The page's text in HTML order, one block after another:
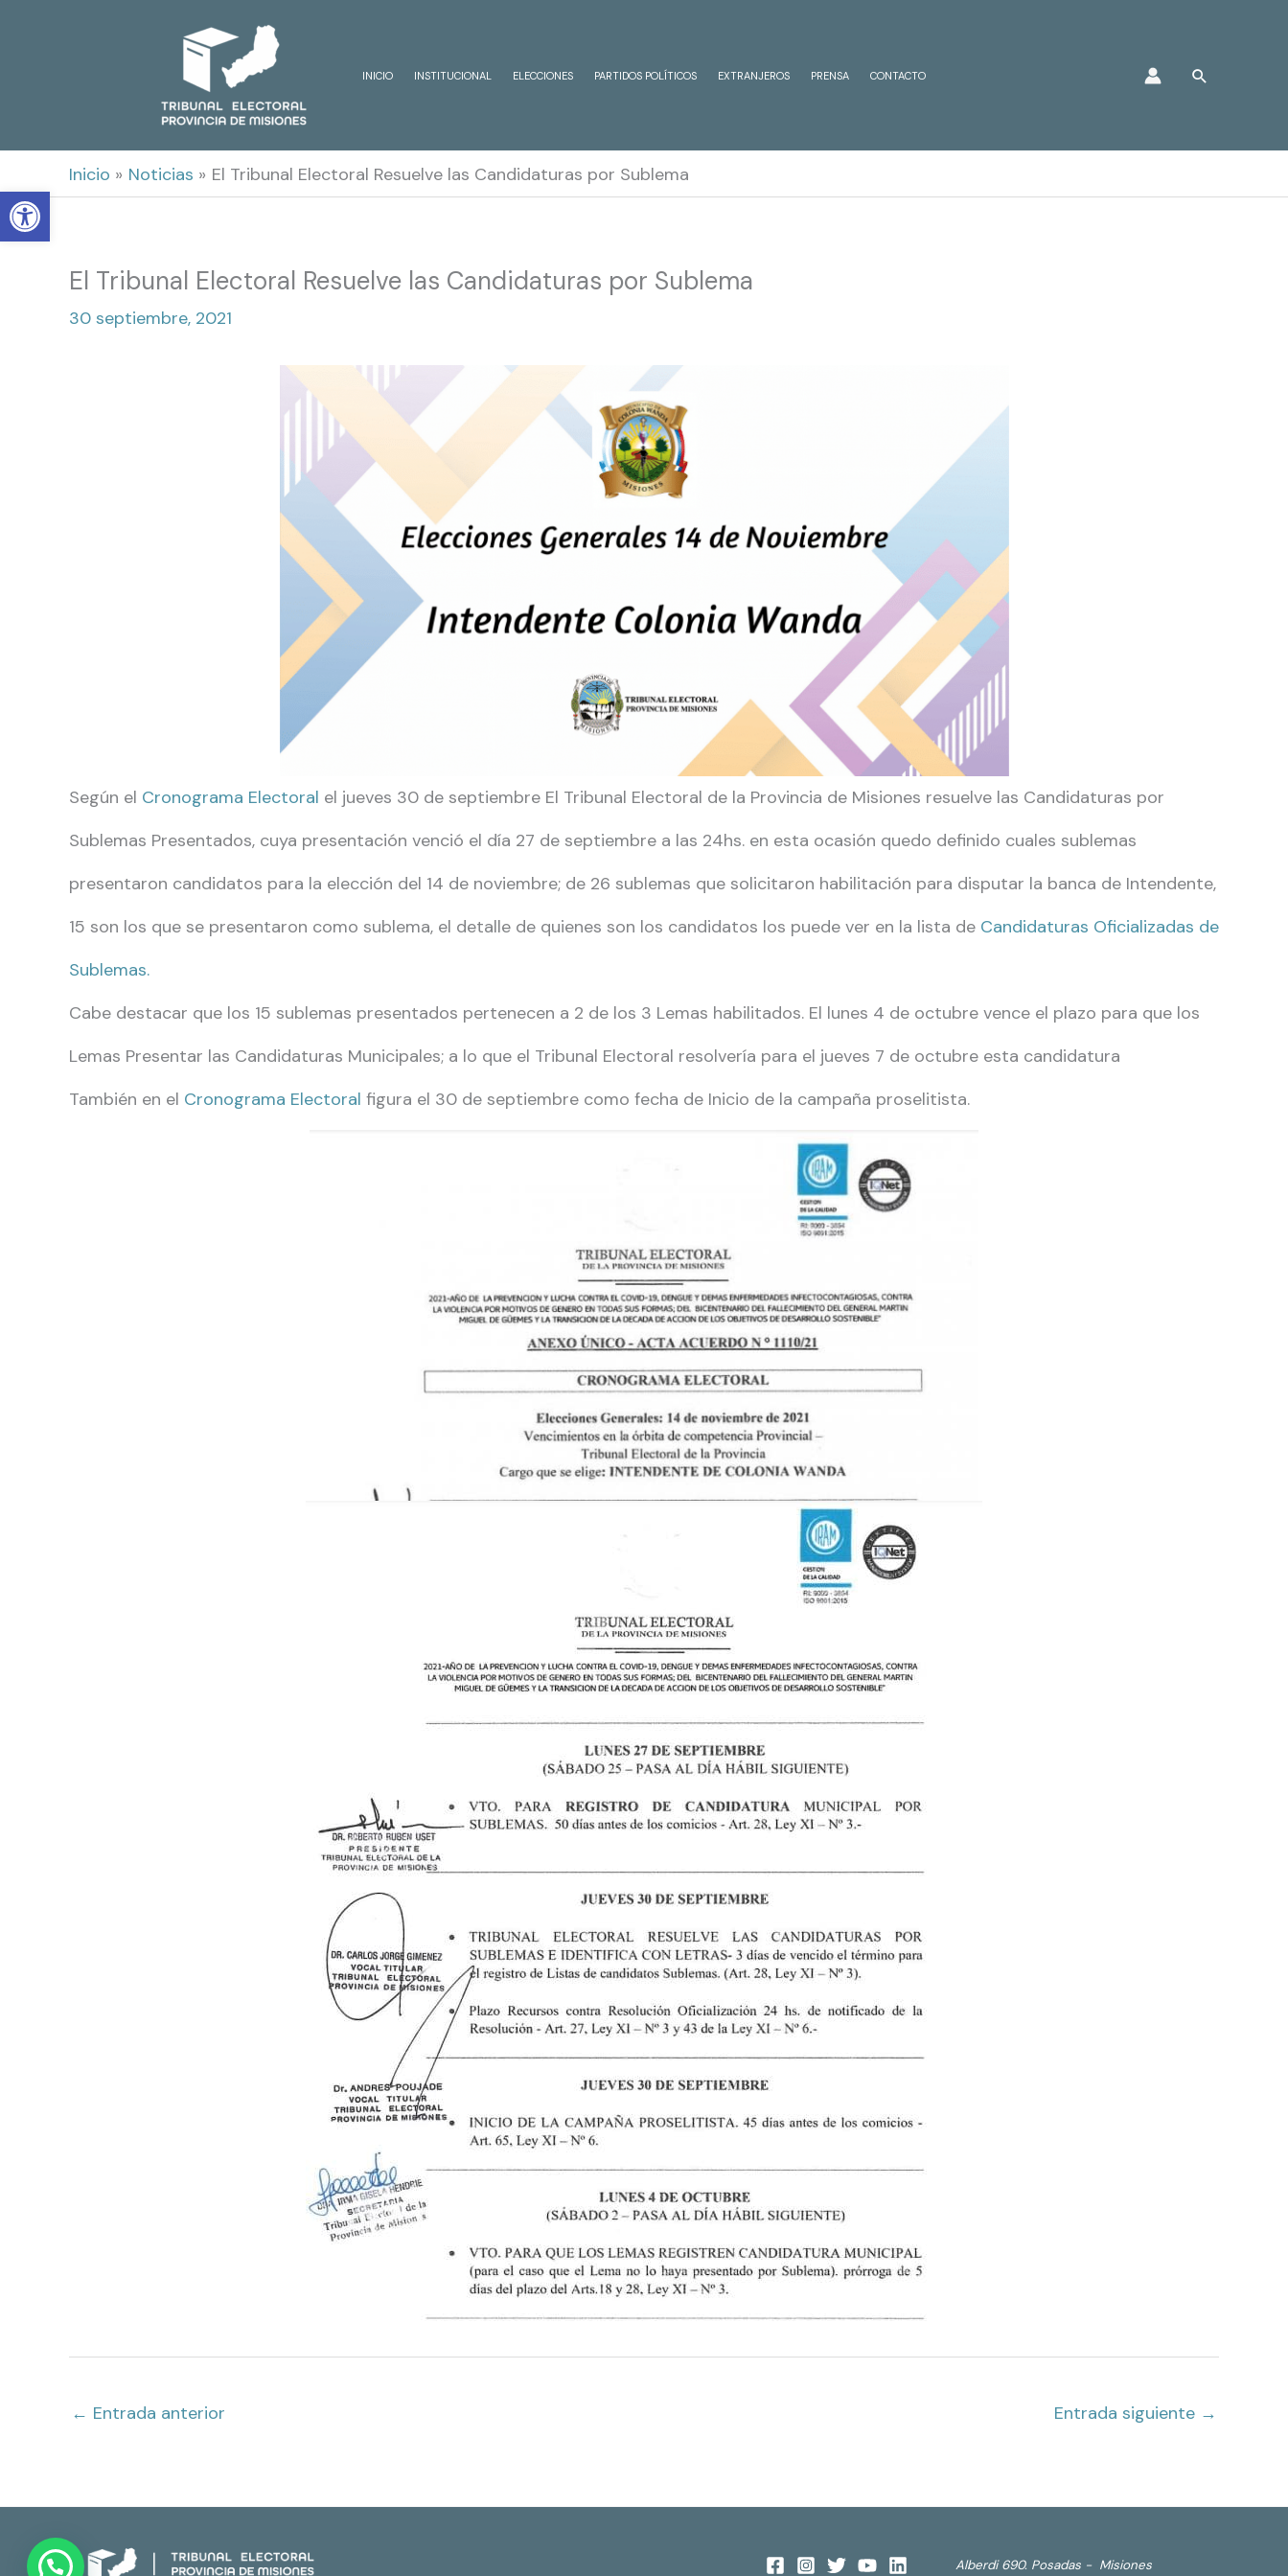
Open toolbar
INICIO INSTITUCIONAL ELECCIONES PARTIDOS POLÍTICOS EXTRANJEROS PRENSA CONTACTO Buscar
Inicio Noticias El Tribunal Electoral Resuelve las Candidaturas por Sublema
El Tribunal Electoral Resuelve las Candidaturas por Sublema
30 septiembre, 2021
Según el Cronograma Electoral el jueves 30 de septiembre El Tribunal Electoral de la Provincia de Misiones resuelve las Candidaturas por
Sublemas Presentados, cuya presentación venció el día 27 de septiembre a las 24hs. en esta ocasión quedo definido cuales sublemas
presentaron candidatos para la elección del 14 de noviembre; de 26 sublemas que solicitaron habilitación para disputar la banca de Intendente,
15 son los que se presentaron como sublema, el detalle de quienes son los candidatos los puede ver en la lista de Candidaturas Oficializadas de
Sublemas.
Cabe destacar que los 15 sublemas presentados pertenecen a 2 de los 3 Lemas habilitados. El lunes 4 de octubre vence el plazo para que los
Lemas Presentar las Candidaturas Municipales; a lo que el Tribunal Electoral resolvería para el jueves 7 de octubre esta candidatura
También en el Cronograma Electoral figura el 30 de septiembre como fecha de Inicio de la campaña proselitista.
← Entrada anterior Entrada siguiente →
Alberdi 690. Posadas - Misiones